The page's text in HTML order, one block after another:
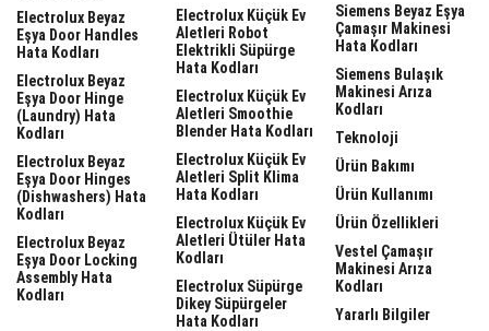
Electrolux Beyaz
Eşya Door Handles
Hata Kodları
Electrolux Beyaz
Eşya Door Hinge
(laundry) Hata
Kodları
Electrolux Beyaz
Eşya Door Hinges
(dishwashers) Hata
Kodları
Electrolux Beyaz
Eşya Door Locking
Assembly Hata
Kodları
Electrolux Küçük Ev
Aletleri Robot
Elektrikli Süpürge
Hata Kodları
Electrolux Küçük Ev
Aletleri Smoothie
Blender Hata Kodları
Electrolux Küçük Ev
Aletleri Split Klima
Hata Kodları
Electrolux Küçük Ev
Aletleri Ütüler Hata
Kodları
Electrolux Süpürge
Dikey Süpürgeler
Hata Kodları
Siemens Beyaz Eşya
Çamaşır Makinesi
Hata Kodları
Siemens Bulaşık
Makinesi Arıza
Kodları
Teknoloji
Ürün Bakımı
Ürün Kullanımı
Ürün Özellikleri
Vestel Çamaşır
Makinesi Arıza
Kodları
Yararlı Bilgiler